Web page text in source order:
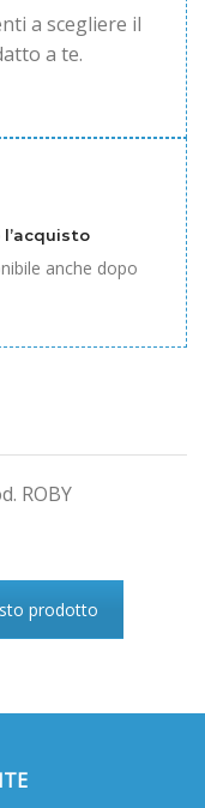
a scegliere il
a te.
anche dopo
ROBY
prodotto